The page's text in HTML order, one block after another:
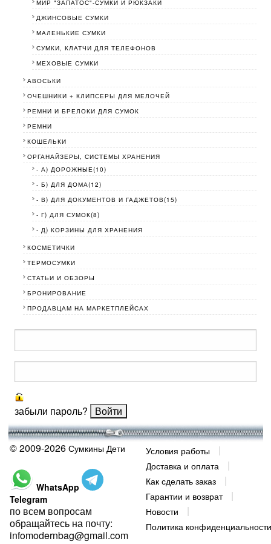
МИР "ЗАПАТОС"-СУМКИ И РЮКЗАКИ
ДЖИНСОВЫЕ СУМКИ
МАЛЕНЬКИЕ СУМКИ
СУМКИ, КЛАТЧИ ДЛЯ ТЕЛЕФОНОВ
МЕХОВЫЕ СУМКИ
АВОСЬКИ
ОЧЕШНИКИ + КЛИПСЕРЫ ДЛЯ МЕЛОЧЕЙ
РЕМНИ И БРЕЛОКИ ДЛЯ СУМОК
РЕМНИ
КОШЕЛЬКИ
ОРГАНАЙЗЕРЫ, СИСТЕМЫ ХРАНЕНИЯ
- А) ДОРОЖНЫЕ(10)
- Б) ДЛЯ ДОМА(12)
- В) ДЛЯ ДОКУМЕНТОВ И ГАДЖЕТОВ(15)
- Г) ДЛЯ СУМОК(8)
- Д) КОРЗИНЫ ДЛЯ ХРАНЕНИЯ
КОСМЕТИЧКИ
ТЕРМОСУМКИ
СТАТЬИ И ОБЗОРЫ
БРОНИРОВАНИЕ
ПРОДАВЦАМ НА МАРКЕТПЛЕЙСАХ
забыли пароль?
© 2009-2026 Сумкины Дети
WhatsApp
Telegram
по всем вопросам
обращайтесь на почту:
infomodernbag@gmail.com
Условия работы
Доставка и оплата
Как сделать заказ
Гарантии и возврат
Новости
Политика конфиденциальности